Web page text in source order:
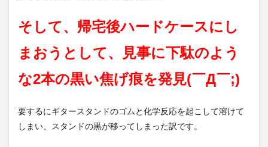
そして、帰宅後ハードケースにし
まおうとして、見事に下駄のよう
な2本の黒い焦げ痕を発見(￣Д￣;)
要するにギタースタンドのゴムと化学反応を起こして溶けて
しまい、スタンドの黒が移ってしまった訳です。